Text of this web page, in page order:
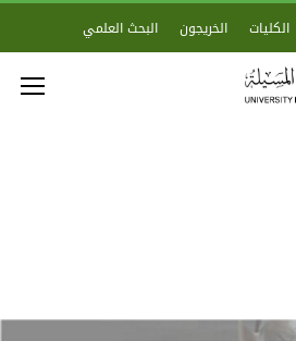
الكليات الخريجون البحث العلمي